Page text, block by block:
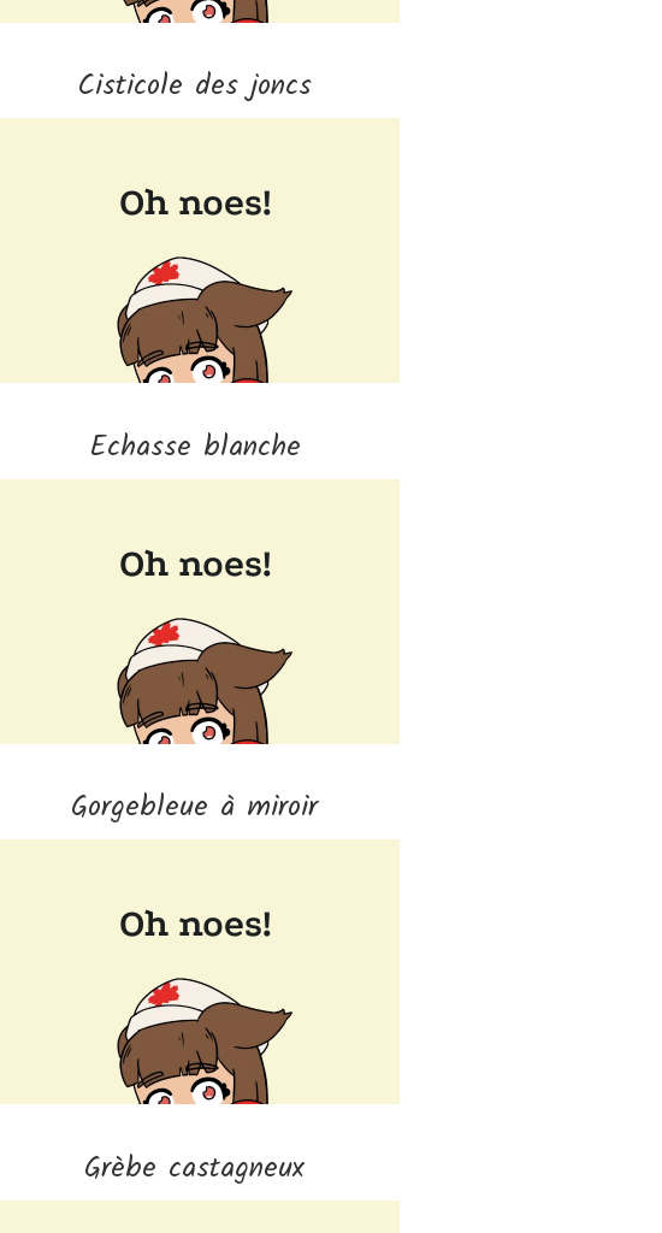
Cisticole des joncs
Echasse blanche
Gorgebleue à miroir
Grèbe castagneux